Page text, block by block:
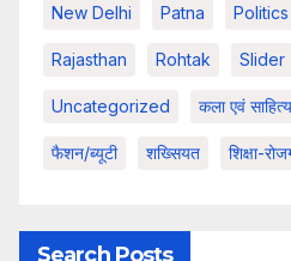
New Delhi Patna Politics
Rajasthan Rohtak Slider
Uncategorized कला एवं साहित्य
फैशन/ब्यूटी शख्सियत शिक्षा-
Search Posts